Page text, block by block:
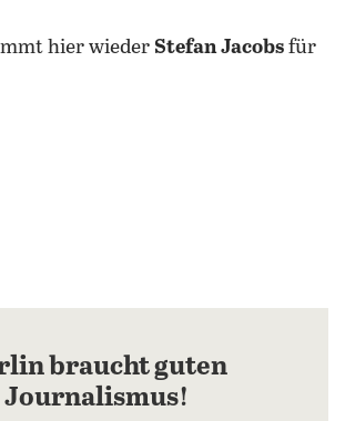
hier wieder Stefan Jacobs für
braucht guten
Journalismus!